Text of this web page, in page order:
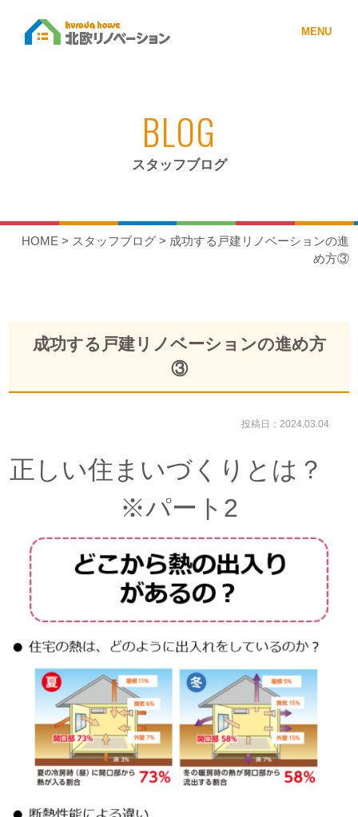
MENU
BLOG
スタッフブログ
HOME > スタッフブログ> 成功する戸建リノベーションの進
め方③
成功する戸建リノベーションの進め方
③
投稿日：2024.03.04
正しい住まいづくりとは？
※パート2